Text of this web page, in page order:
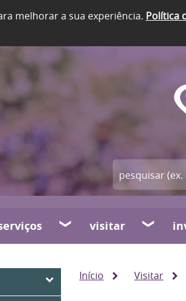
melhorar a sua experiência. Política
visitar
Início Visitar